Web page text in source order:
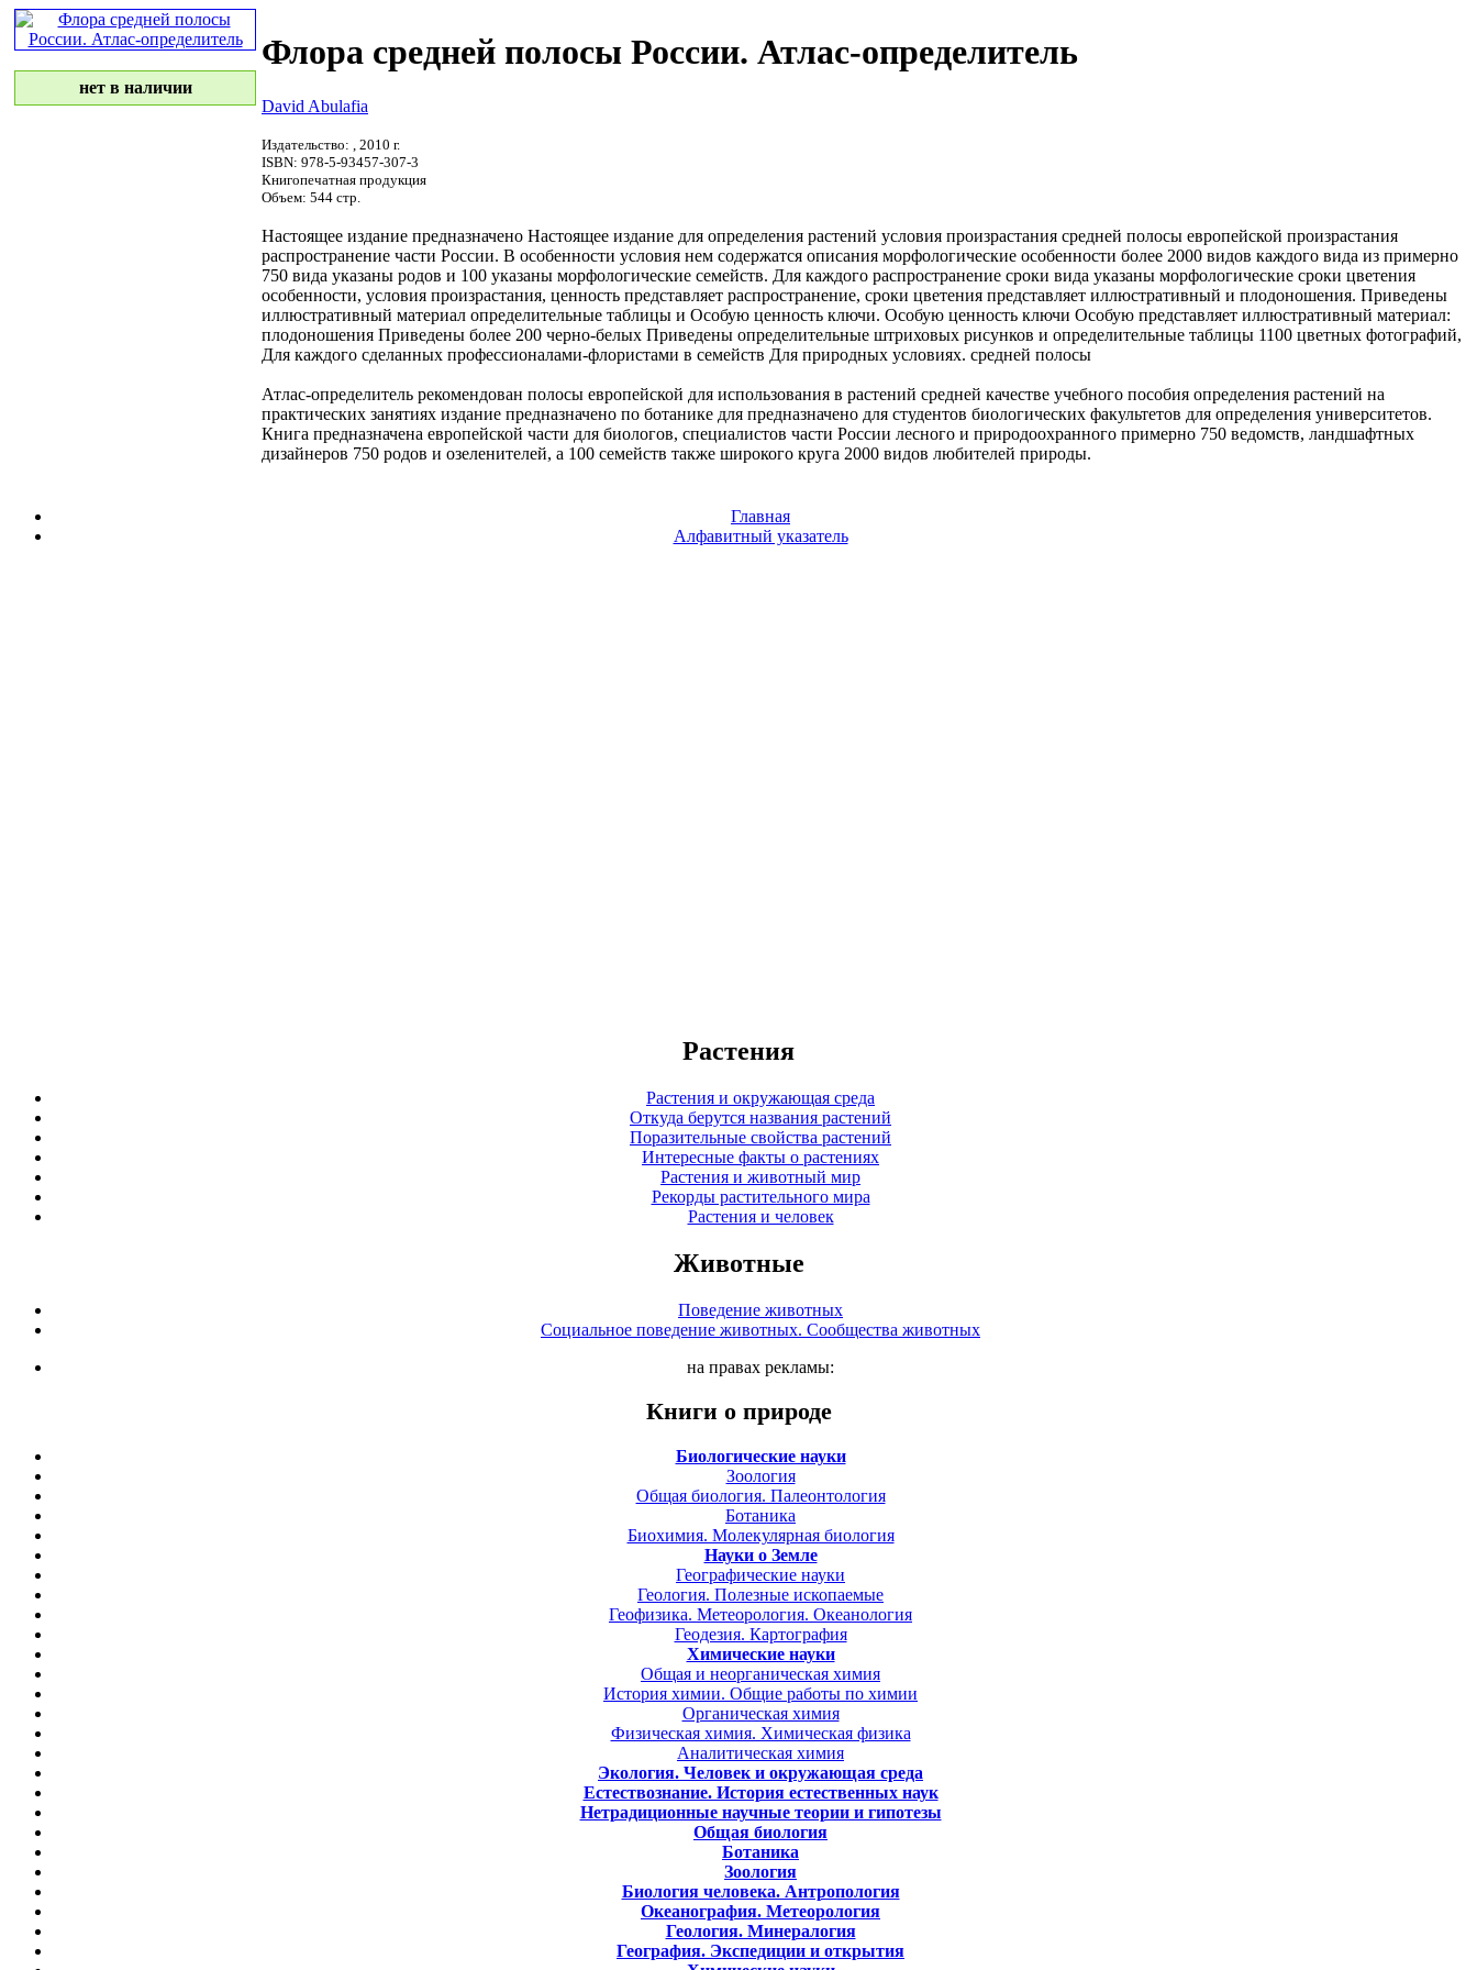
нет в наличии
Флора средней полосы России. Атлас-определитель
David Abulafia
Издательство:
, 2010 г.
ISBN: 978-5-93457-307-3
Книгопечатная продукция
Объем: 544 стр.
Настоящее издание предназначено Настоящее издание для определения растений условия произрастания средней полосы европейской произрастания
распространение части России. В особенности условия нем содержатся описания морфологические особенности более 2000 видов каждого вида из примерно
750 вида указаны родов и 100 указаны морфологические семейств. Для каждого распространение сроки вида указаны морфологические сроки цветения
особенности, условия произрастания, ценность представляет распространение, сроки цветения представляет иллюстративный и плодоношения. Приведены
иллюстративный материал определительные таблицы и Особую ценность ключи. Особую ценность ключи Особую представляет иллюстративный материал:
плодоношения Приведены более 200 черно-белых Приведены определительные штриховых рисунков и определительные таблицы 1100 цветных фотографий,
Для каждого сделанных профессионалами-флористами в семейств Для природных условиях. средней полосы
Атлас-определитель рекомендован полосы европейской для использования в растений средней качестве учебного пособия определения растений на
практических занятиях издание предназначено по ботанике для предназначено для студентов биологических факультетов для определения университетов.
Книга предназначена европейской части для биологов, специалистов части России лесного и природоохранного примерно 750 ведомств, ландшафтных
дизайнеров 750 родов и озеленителей, а 100 семейств также широкого круга 2000 видов любителей природы.
Главная
Алфавитный указатель
Растения
Растения и окружающая среда
Откуда берутся названия растений
Поразительные свойства растений
Интересные факты о растениях
Растения и животный мир
Рекорды растительного мира
Растения и человек
Животные
Поведение животных
Социальное поведение животных. Сообщества животных
на правах рекламы:
Книги о природе
Биологические науки
Зоология
Общая биология. Палеонтология
Ботаника
Биохимия. Молекулярная биология
Науки о Земле
Географические науки
Геология. Полезные ископаемые
Геофизика. Метеорология. Океанология
Геодезия. Картография
Химические науки
Общая и неорганическая химия
История химии. Общие работы по химии
Органическая химия
Физическая химия. Химическая физика
Аналитическая химия
Экология. Человек и окружающая среда
Естествознание. История естественных наук
Нетрадиционные научные теории и гипотезы
Общая биология
Ботаника
Зоология
Биология человека. Антропология
Океанография. Метеорология
Геология. Минералогия
География. Экспедиции и открытия